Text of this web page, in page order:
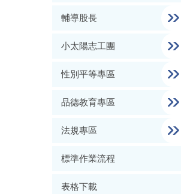
輔導股長
小太陽志工團
性別平等專區
品德教育專區
法規專區
標準作業流程
表格下載